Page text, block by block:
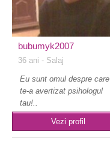
bubumyk2007
36 ani - Salaj
Eu sunt omul despre care
te-a avertizat psihologul
tau!..
Vezi profil